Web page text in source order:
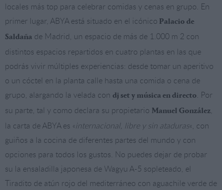
locales más top para celebrar comidas y cenas en grupo. En
primer lugar, ABYA está situado en el icónico Palacio de
Saldaña de Madrid, un espacio de más de 1.000 m 2 con
distintos espacios repartidos en cuatro plantas en las que
podrás vivir múltiples experiencias: desde tomar un aperitivo
o un cóctel en la planta calle hasta una comida o cena de
grupo, alargando la velada con dj set y música en directo. Por
su parte, tal y como declara su propietario Manuel González,
la carta de ABYA es «internacional, libre y sin ataduras«, con
guiños a la cocina de diferentes partes del mundo y con
opciones para todos los gustos. No puedes dejar de probar
su la ensaladilla japonesa de Wagyu A-5 sopleteado, el
Tiradito de atún rojo del mediterráneo con aguachile verde de